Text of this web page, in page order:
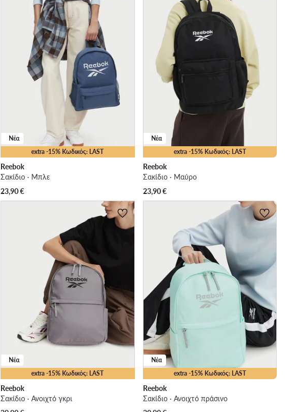
extra -15% Κωδικός: LAST
Νέα
Reebok
Σακίδιο · Μπλε
23,90€
extra -15% Κωδικός: LAST
Νέα
Reebok
Σακίδιο · Μαύρο
23,90€
extra -15% Κωδικός: LAST
Νέα
Reebok
Σακίδιο · Ανοιχτό γκρι
extra -15% Κωδικός: LAST
Νέα
Reebok
Σακίδιο · Ανοιχτό πράσινο